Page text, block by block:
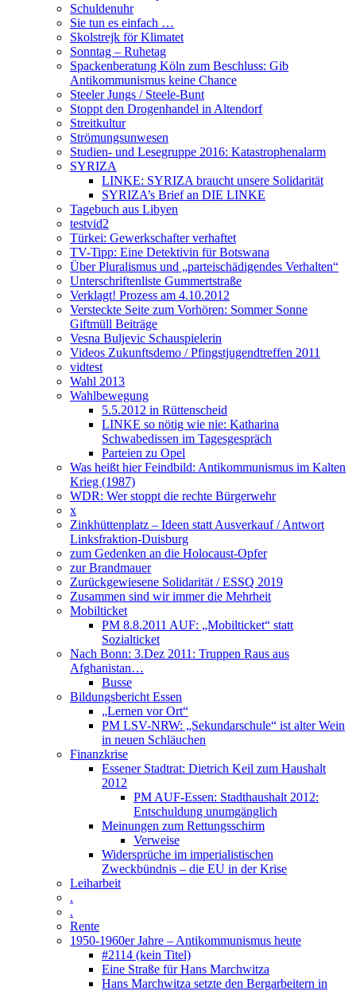
Schuldenuhr
Sie tun es einfach …
Skolstrejk för Klimatet
Sonntag – Ruhetag
Spackenberatung Köln zum Beschluss: Gib
Antikommunismus keine Chance
Steeler Jungs / Steele-Bunt
Stoppt den Drogenhandel in Altendorf
Streitkultur
Strömungsunwesen
Studien- und Lesegruppe 2016: Katastrophenalarm
SYRIZA
LINKE: SYRIZA braucht unsere Solidarität
SYRIZA’s Brief an DIE LINKE
Tagebuch aus Libyen
testvid2
Türkei: Gewerkschafter verhaftet
TV-Tipp: Eine Detektivin für Botswana
Über Pluralismus und „parteischädigendes Verhalten“
Unterschriftenliste Gummertstraße
Verklagt! Prozess am 4.10.2012
Versteckte Seite zum Vorhören: Sommer Sonne
Giftmüll Beiträge
Vesna Buljevic Schauspielerin
Videos Zukunftsdemo / Pfingstjugendtreffen 2011
vidtest
Wahl 2013
Wahlbewegung
5.5.2012 in Rüttenscheid
LINKE so nötig wie nie: Katharina
Schwabedissen im Tagesgespräch
Parteien zu Opel
Was heißt hier Feindbild: Antikommunismus im Kalten
Krieg (1987)
WDR: Wer stoppt die rechte Bürgerwehr
x
Zinkhüttenplatz – Ideen statt Ausverkauf / Antwort
Linksfraktion-Duisburg
zum Gedenken an die Holocaust-Opfer
zur Brandmauer
Zurückgewiesene Solidarität / ESSQ 2019
Zusammen sind wir immer die Mehrheit
Mobilticket
PM 8.8.2011 AUF: „Mobilticket“ statt
Sozialticket
Nach Bonn: 3.Dez 2011: Truppen Raus aus
Afghanistan…
Busse
Bildungsbericht Essen
„Lernen vor Ort“
PM LSV-NRW: „Sekundarschule“ ist alter Wein
in neuen Schläuchen
Finanzkrise
Essener Stadtrat: Dietrich Keil zum Haushalt
2012
PM AUF-Essen: Stadthaushalt 2012:
Entschuldung unumgänglich
Meinungen zum Rettungsschirm
Verweise
Widersprüche im imperialistischen
Zweckbündnis – die EU in der Krise
Leiharbeit
.
.
Rente
1950-1960er Jahre – Antikommunismus heute
#2114 (kein Titel)
Eine Straße für Hans Marchwitza
Hans Marchwitza setzte den Bergarbeitern in